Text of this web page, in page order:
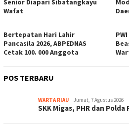
Senior Diapari Sibatangkayu
Wafat
Bertepatan Hari Lahir
Pancasila 2026, ABPEDNAS
Cetak 100. 000 Anggota
POS TERBARU
WARTA RIAU Jumat, 7 Agustus 2026
SKK Migas, PHR dan